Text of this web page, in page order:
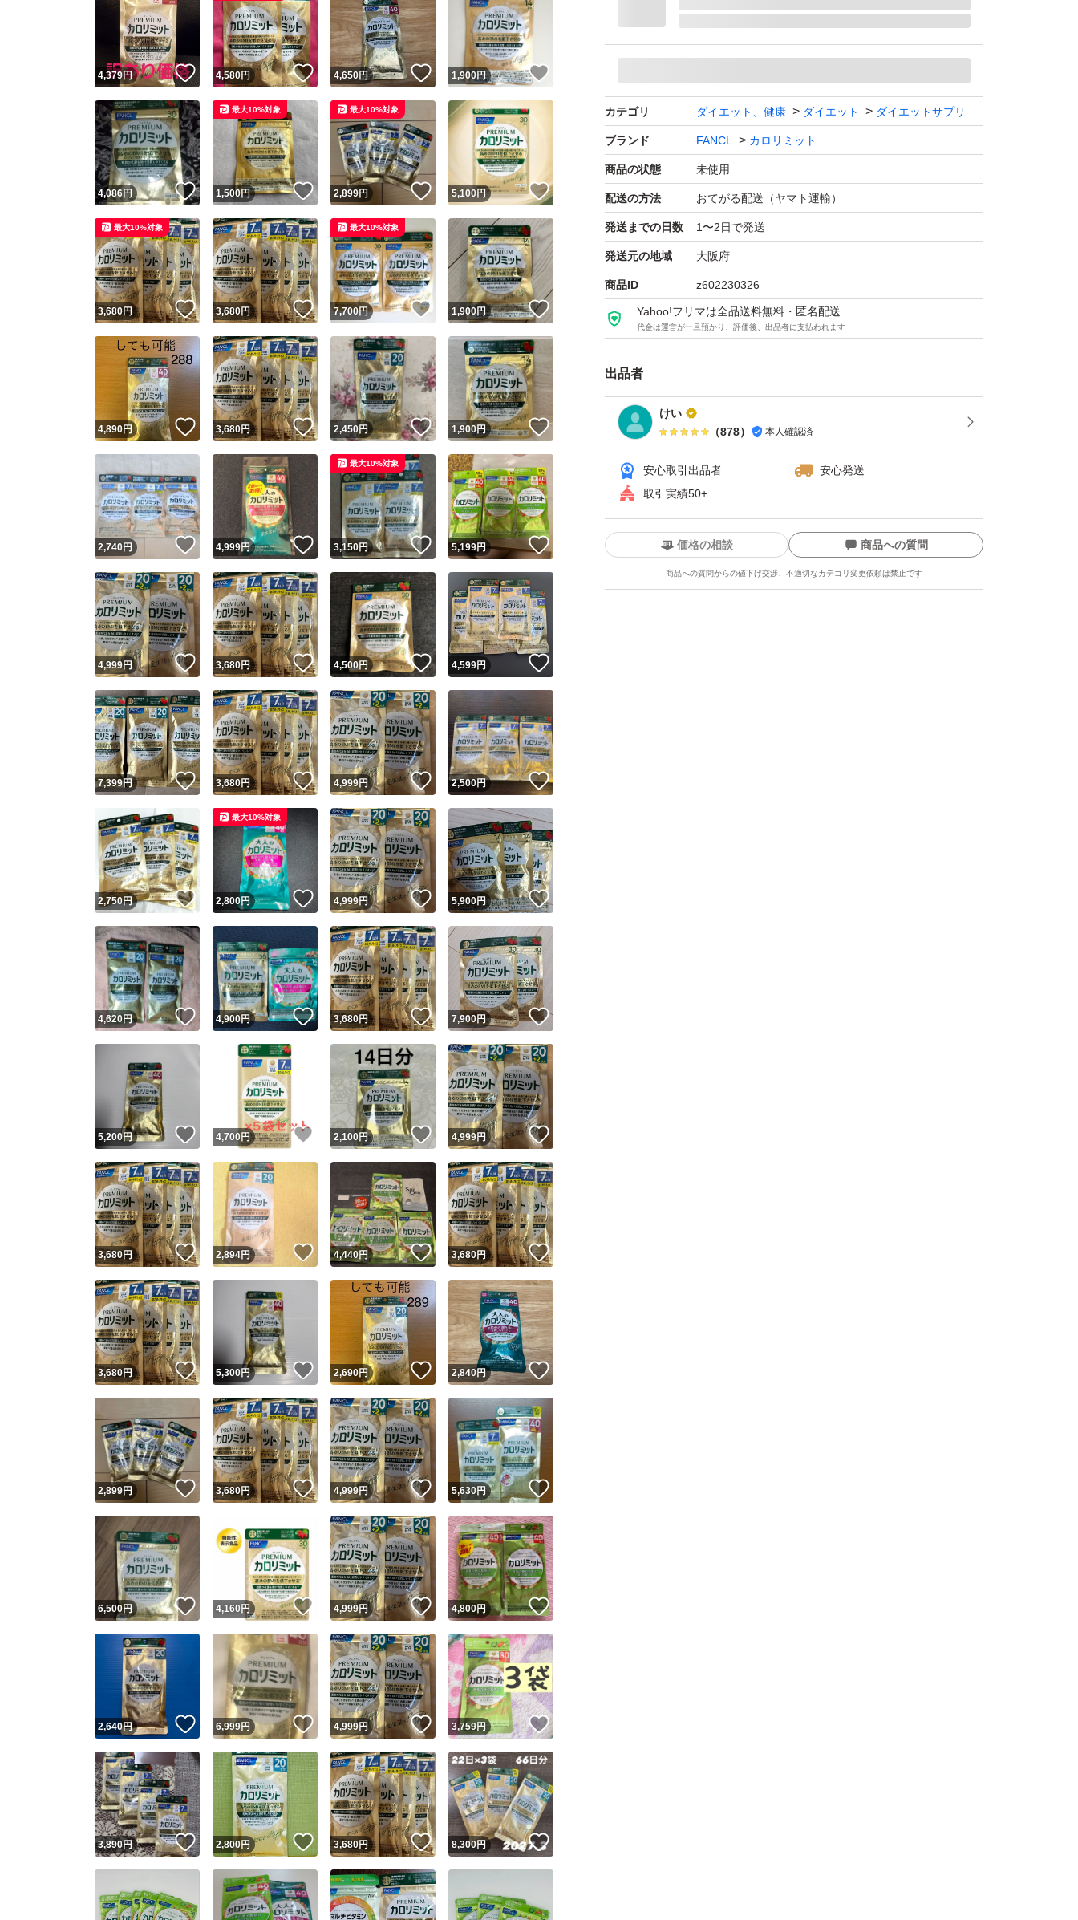
ブランド：ー
カテゴリ ダイエット、健康 ダイエット ダイエットサプリ
ブランド FANCL カロリミット
商品の状態 未使用
配送の方法 おてがる配送（ヤマト運輸）
発送までの日数 1〜2日で発送
発送元の地域 大阪府
商品ID z602230326
Yahoo!フリマは全品送料無料・匿名配送
代金は運営が一旦預かり、評価後、出品者に支払われます
出品者
けい
（878） 本人確認済
安心取引出品者
安心発送
取引実績50+
ユーザーの実績について
Yahoo!フリマが定めた一定の基準を満たしたユーザーにバッジを付与しています
安心取引出品者
安心取引出品者 Yahoo!フリマの基準をクリアした安心・安全なユーザーです
取引実績
取引実績◯+ このユーザーはYahoo!フリマの取引を完了させた実績があります
他フリマ実績◯+ このユーザーは他フリマサービスでの取引実績があります
スピード&安心発送
※このバッジは実績に基づく表示であり、発送を保証しているものではありません
スピード＆安心発送
このユーザーは高頻度で24時間以内＆設定した発送日数内に発送してい
ます
スピード発送 このユーザーは高頻度で24時間以内に発送しています
安心発送 このユーザーは設定した発送日数内に発送しています
価格の相談 商品への質問
商品への質問からの値下げ交渉、不適切なカテゴリ変更依頼は禁止です
この商品の情報をコピーします
商品画像の無断転載は禁止されています
コピーは1商品につき1回 です
出品ページへ
キャンセル
4,379円 いいね！
4,580円 いいね！
4,650円 いいね！
1,900円
4,086円 いいね！
1,500円 いいね！
最大10%対象
2,899円 いいね！
最大10%対象
5,100円 いいね！
3,680円 いいね！
最大10%対象
3,680円 いいね！
7,700円 いいね！
最大10%対象
1,900円
4,890円 いいね！
3,680円 いいね！
2,450円 いいね！
1,900円 いいね！
2,740円 いいね！
4,999円 いいね！
3,150円 いいね！
最大10%対象
5,199円
4,999円 いいね！
3,680円 いいね！
4,500円 いいね！
4,599円
7,399円 いいね！
3,680円 いいね！
4,999円 いいね！
2,500円 いいね！
2,750円 いいね！
2,800円 いいね！
最大10%対象
4,999円 いいね！
5,900円
4,620円 いいね！
4,900円 いいね！
3,680円 いいね！
7,900円 いいね！
5,200円 いいね！
4,700円 いいね！
2,100円 いいね！
4,999円
3,680円 いいね！
2,894円 いいね！
4,440円 いいね！
3,680円 いいね！
3,680円 いいね！
5,300円 いいね！
2,690円 いいね！
2,840円 いいね！
2,899円 いいね！
3,680円 いいね！
4,999円 いいね！
5,630円
6,500円 いいね！
4,160 円 いいね！
4,999円 いいね！
4,800円 いいね！
2,640円 いいね！
6,999円 いいね！
4,999円 いいね！
3,759円 いいね！
3,890円 いいね！
2,800円 いいね！
3,680円 いいね！
8,300円